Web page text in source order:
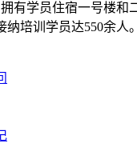
有学员住宿一号楼和
纳培训学员达550余人。